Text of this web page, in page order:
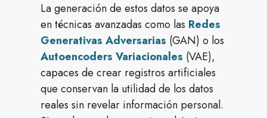
La generación de estos datos se apoya
en técnicas avanzadas como las Redes
Generativas Adversarias (GAN) o los
Autoencoders Variacionales (VAE),
capaces de crear registros artificiales
que conservan la utilidad de los datos
reales sin revelar información personal.